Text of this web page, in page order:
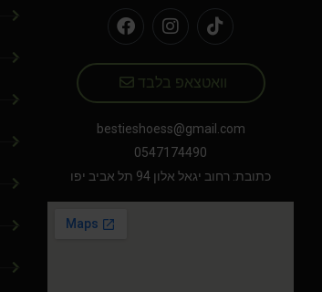
וואטצאפ בלבד
bestieshoess@gmail.com
0547174490
כתובת: רחוב יגאל אלון 94 תל אביב יפו